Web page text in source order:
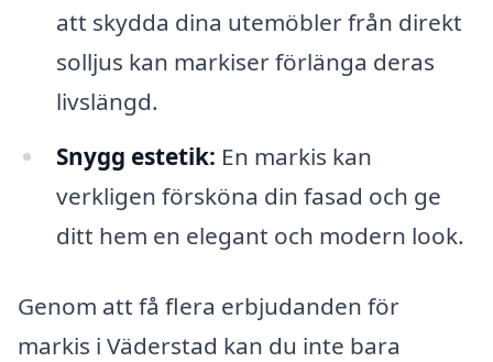
att skydda dina utemöbler från direkt
solljus kan markiser förlänga deras
livslängd.
Snygg estetik: En markis kan
verkligen försköna din fasad och ge
ditt hem en elegant och modern look.
Genom att få flera erbjudanden för
markis i Väderstad kan du inte bara